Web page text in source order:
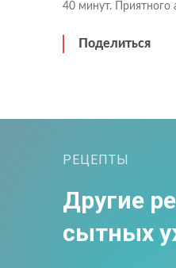
40 минут. Приятного
Поделиться
РЕЦЕПТЫ
Другие
сытных
Нажимая кнопку «Отправить», вы
Загрузите файлы в формате jpg,
Нажимая на кнопку, я